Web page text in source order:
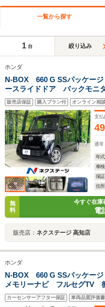
一覧から探す
1 台 絞り込み
ホンダ
N-BOX 660 G SSパッケ
ースライドドア バックモ
14インチアルミ オートエア
プ 電動格納ミラー トラクシ
販売店保証 購入プラン付 オンライン相
支払
通常
年式
車検
保証
住所
無
料
今すぐ在庫
電
販売店： ネクステージ 高知店
ホンダ
N-BOX 660 G SSパッケー
メモリーナビ フルセグTV
ワースライド スマートキー
カーセンサーアフター保証 車両品質評価